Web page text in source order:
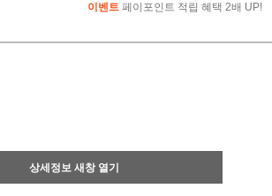
이벤트 페이포인트 적립 혜택 2배 UP!
상세정보 새창 열기